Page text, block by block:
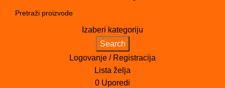
Izaberi kategoriju
Search
Logovanje / Registracija
Lista želja
0 Uporedi